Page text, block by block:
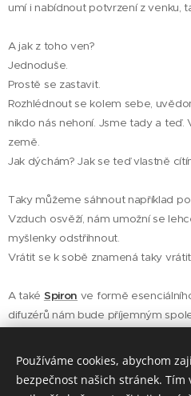
umí i nabídnout potvrzení z venku,
A jak z toho ven?
Jednoduše.
Prostě se zastavit.
Rozhlédnout se kolem sebe,
nikdo nás nehoní. Jsme tady a
země.
Jak dýchám? Jak se teď vlastně
Taky můžeme sáhnout například po
Vzduch osvěží, nám umožní se
myšlenky odstřihnout.
Vrátit se k sobě znamená taky
A také Spiron ve formě
difuzérů nám bude příjemným
Používáme cookies, abychom
bezpečnost našich stránek.